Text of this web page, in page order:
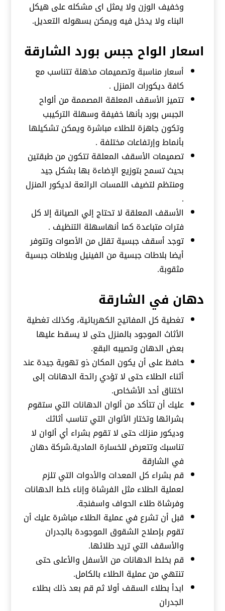
وخفيف الوزن ولا يمثل اى مشكله على هيكل
البناء ولا يدخل فيه ويمكن بسهوله التعديل.
اسعار الواح جبس بورد الشارقة
أسعار مناسبة وتصميمات مذهلة تتناسب مع
كافة ديكورات المنزل .
تتميز الأسقف المعلقة المصممة من ألواح
الجبس بورد بأنها خفيفة وسهلة التركيبب
وتكون جاهزة للطلاء مباشرة ويمكن تشكيلها
بأنماط وإرتفاعات مختلفة .
تصميمات الأسقف المعلقة تتكون من طبقتين
بحيث تسمح بتوزيع الإضاءة بها بشكل جيد
ومنتظم لتضيف اللمسات الرائعة لديكور المنزل
.
الأسقف المعلقة لا تحتاج إلي الصيانة إلا كل
فترات متباعدة كما أنهاسهلة التنظيف .
توجد أسقف جبسية تقلل من الأصوات وتتوفر
أيضا بلاطات جبسية من الفينيل وبلاطات جبسية
مثقوبة.
دهان في الشارقة
تغطية كل المفاتيح الكهربائية، وكذلك تغطية
الأثاث الموجود بالمنزل حتى لا يسقط عليها
بعض الدهان وتصيبه البقع.
حافظ على أن يكون المكان ذو تهوية جيدة عند
أثناء الطلاء حتى لا تؤدي رائحة الدهانات إلى
اختناق أحد الأشخاص.
عليك أن تتأكد من ألوان الدهانات التي ستقوم
بشرائها وتختار الألوان التي تناسب أثاثك
وديكور منزلك حتى لا تقوم بشراء أي ألوان لا
تناسبك وتتعرض للخسارة المادية.شركة دهان
في الشارقة
قم بشراء كل المعدات والأدوات التي تلزم
لعملية الطلاء مثل الفرشاة وإناء خلط الدهانات
وفرشاة طلاء الحواف واسفنجة.
قبل أن تشرع في عملية الطلاء مباشرة عليك أن
تقوم بإصلاح الشقوق الموجودة بالجدران
والأسقف التي تريد طلائها.
قم بخلط الدهانات من الأسفل والأعلى حتى
تنتهي من عملية الطلاء بالكامل.
ابدأ بطلاء السقف أولا ثم قم بعد ذلك بطلاء
الجدران